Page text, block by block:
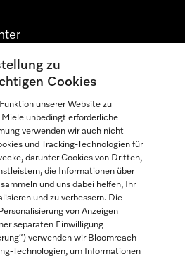
anzeigenzu
Cookies
unserer Website zu
unbedingt erforderliche
verwenden wir auch nicht
und Tracking-Technologien für
darunter Cookies von Dritten,
die Informationen über
und uns dabei helfen, Ihr
und zu verbessern. Die
von Anzeigen
separaten Einwilligung
verwenden wir Bloomreach-
Technologien, um Informationen